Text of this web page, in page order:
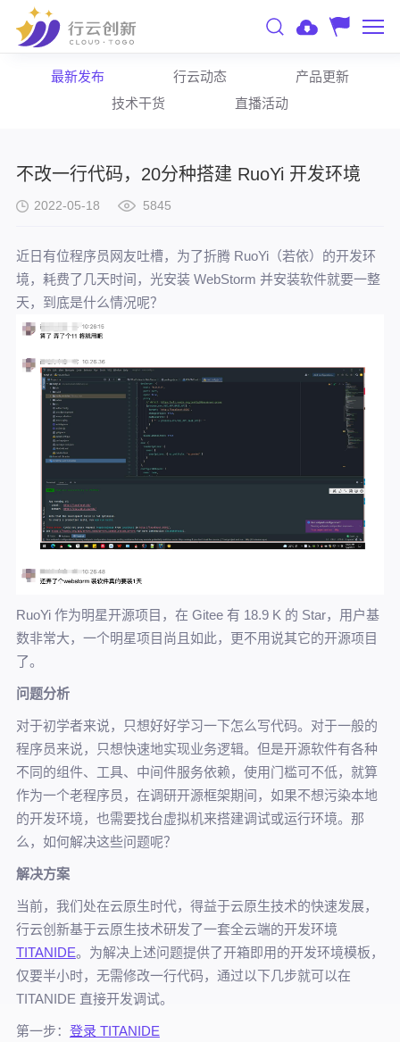
最新发布 行云动态
产品更新
技术干货
直播活动
不改一行代码，20分种搭建 RuoYi 开发环境
2022-05-18 5845
近日有位程序员网友吐槽，为了折腾 RuoYi（若依）的开发环
境，耗费了几天时间，光安装 WebStorm 并安装软件就要一整
天，到底是什么情况呢？
RuoYi 作为明星开源项目，在 Gitee 有 18.9 K 的 Star，用户基
数非常大，一个明星项目尚且如此，更不用说其它的开源项目
了。
问题分析
对于初学者来说，只想好好学习一下怎么写代码。对于一般的
程序员来说，只想快速地实现业务逻辑。但是开源软件有各种
不同的组件、工具、中间件服务依赖，使用门槛可不低，就算
作为一个老程序员，在调研开源框架期间，如果不想污染本地
的开发环境，也需要找台虚拟机来搭建调试或运行环境。那
么，如何解决这些问题呢？
解决方案
当前，我们处在云原生时代，得益于云原生技术的快速发展，
行云创新基于云原生技术研发了一套全云端的开发环境
TITANIDE。为解决上述问题提供了开箱即用的开发环境模板，
仅要半小时，无需修改一行代码，通过以下几步就可以在
TITANIDE 直接开发调试。
第一步： 登录 TITANIDE